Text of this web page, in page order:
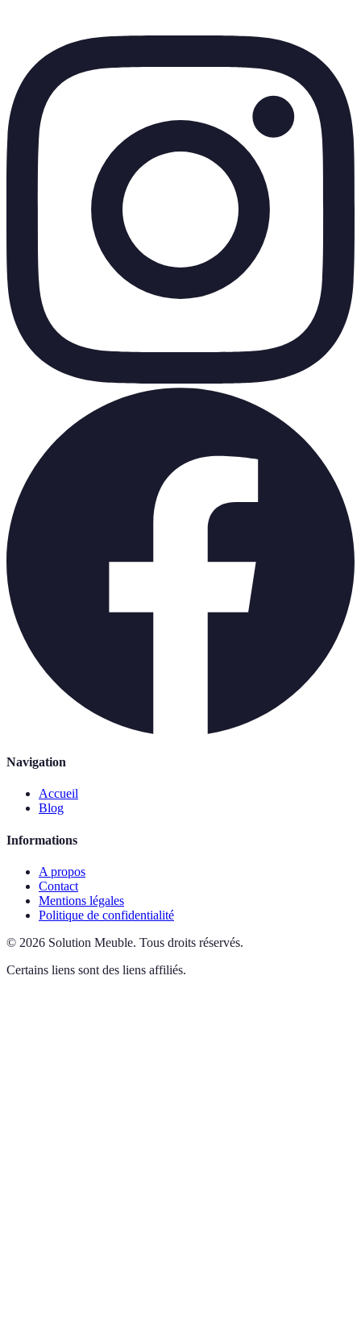
Navigation
Accueil
Blog
Informations
A propos
Contact
Mentions légales
Politique de confidentialité
© 2026 Solution Meuble. Tous droits réservés.
Certains liens sont des liens affiliés.